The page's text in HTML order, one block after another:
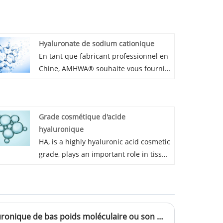
Hyaluronate de sodium cationique
En tant que fabricant professionnel en
Chine, AMHWA® souhaite vous fournir
Grade cosmétique d'acide
hyaluronique
HA, is a highly hyaluronic acid cosmetic
grade, plays an important role in tissue
tissues.The remarkable viscoelastic
and water holding property of HA, Le brevet de « L'acide hyaluronique de bas poids moléculaire ou son sel et sa méthode de préparation » d'Amhwa Biological a été approuvé au Japon